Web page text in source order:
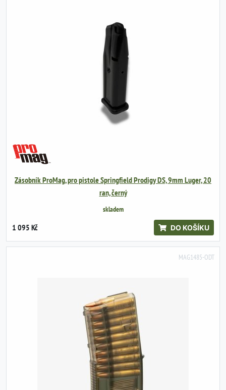
Zásobník ProMag, pro pistole Springfield Prodigy DS, 9mm Luger, 20
ran, černý
skladem
1 095 Kč DO KOŠÍKU
MAG1485-ODT